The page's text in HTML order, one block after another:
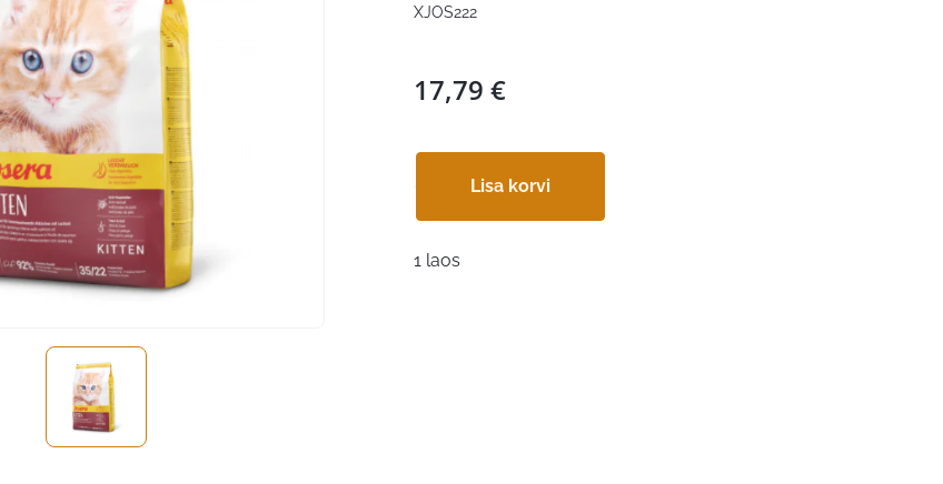
XJOS222
17,79 €
Lisa korvi
1 laos